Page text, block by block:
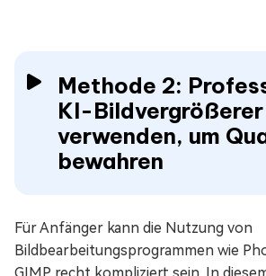
Methode 2:
KI-Bildvergrößerer
verwenden, um
bewahren
Für Anfänger kann die Nutzung von
Bildbearbeitungsprogrammen wie